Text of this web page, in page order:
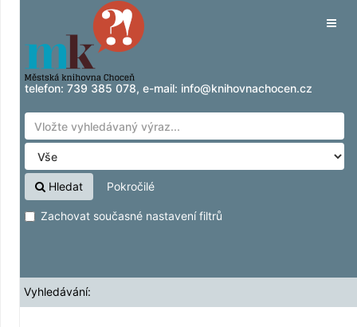
Zobrazuji výsledky1 - 5z
Přeskočit na obsah
telefon: 739 385 078, e-mail: info@knihovnachocen.cz
Hledat Pokročilé
Zachovat současné nastavení filtrů
Vyhledávání: